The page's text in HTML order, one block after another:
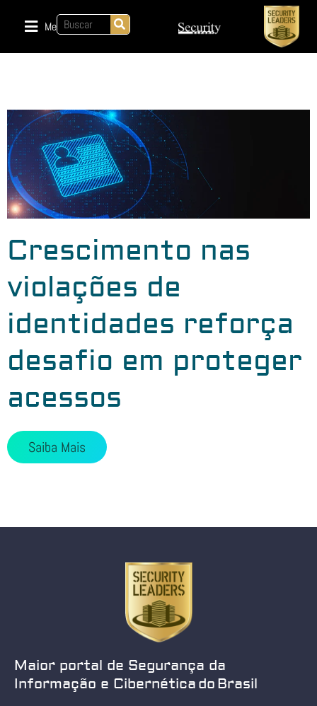
Menu
Crescimento nas
violações de
identidades reforça
desafio em proteger
acessos
Saiba Mais
Maior portal de Segurança da
Informação e Cibernética do Brasil